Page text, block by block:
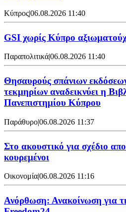
Κύπρος|06.08.2026 11:40
GSI χωρίς Κύπρο
Παραπολιτικά06.08.2026 11:40
Θησαυρούς σπάνιων
τεκμηρίων αναδεικνύει η
Πανεπιστημίου Κύπρου
Παράθυρο|06.08.2026 11:37
Στο ακουστικό για σχέδιο
κουρεμένοι
Οικονομία|06.08.2026 11:16
Ανόρθωση: Ανακοίνωση για